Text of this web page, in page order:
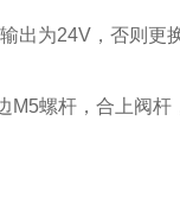
出为24V，否则更
M5螺杆，合上阀